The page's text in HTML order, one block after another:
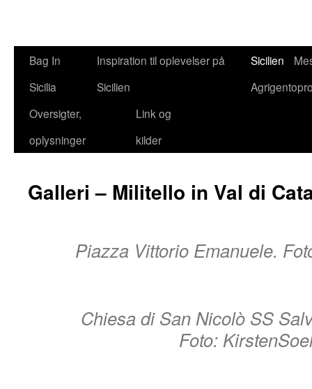
Bag In
Sicilia
Inspiration til oplevelser på
Sicilien
Sicilien
Oversigter,
oplysninger
Link og
kilder
Galleri – Militello in Val di
Piazza Vittorio Emanuele.
Chiesa di San Nicolò SS
Foto: